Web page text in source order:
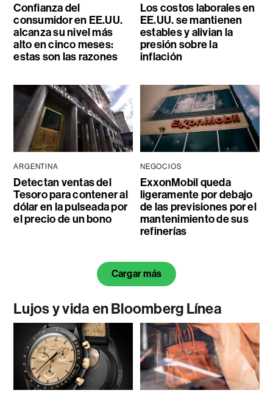
Confianza del
consumidor en EE.UU.
alcanza su nivel más
alto en cinco meses:
estas son las razones
Los costos laborales en
EE.UU. se mantienen
estables y alivian la
presión sobre la
inflación
ARGENTINA
Detectan ventas del
Tesoro para contener al
dólar en la pulseada por
el precio de un bono
NEGOCIOS
ExxonMobil queda
ligeramente por debajo
de las previsiones por el
mantenimiento de sus
refinerías
Cargar más
Lujos y vida en Bloomberg Línea